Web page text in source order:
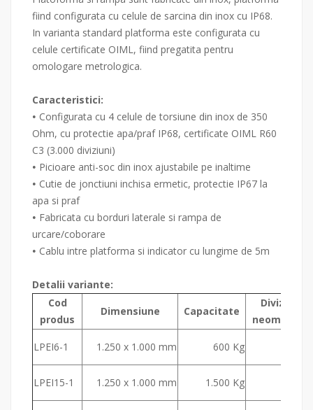
fiind configurata cu celule de sarcina din inox cu IP68.
In varianta standard platforma este configurata cu
celule certificate OIML, fiind pregatita pentru
omologare metrologica.
Caracteristici:
• Configurata cu 4 celule de torsiune din inox de 350
Ohm, cu protectie apa/praf IP68, certificate OIML R60
C3 (3.000 diviziuni)
• Picioare anti-soc din inox ajustabile pe inaltime
• Cutie de jonctiuni inchisa ermetic, protectie IP67 la
apa si praf
• Fabricata cu borduri laterale si rampa de
urcare/coborare
• Cablu intre platforma si indicator cu lungime de 5m
Detalii variante:
Cod
produs
Dimensiune Capacitate
Diviziune
n
LPEI6-1 1.250 x 1.000 mm 600 Kg
LPEI15-1 1.250 x 1.000 mm 1.500 Kg